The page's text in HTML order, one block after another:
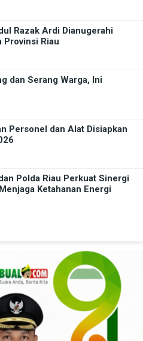
Razak Ardi Dianugerahi
Provinsi Riau
dan Serang Warga, Ini
Personel dan Alat Disiapkan
Polda Riau Perkuat Sinergi
Ketahanan Energi